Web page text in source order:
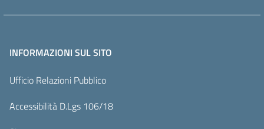
INFORMAZIONI SUL SITO
Ufficio Relazioni Pubblico
Accessibilità D.Lgs 106/18